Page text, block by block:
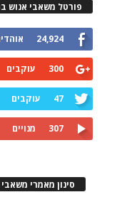
פורטל משאבי אנוש
24,924
300 עוקבים
47 עוקבים
307 מנויים
סינון מאמרי